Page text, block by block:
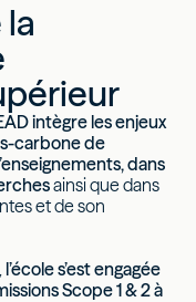
intègre les enjeux
carbone de
dans
ainsi que dans
et de son
l’école s’est engagée
Scope 1 & 2 à